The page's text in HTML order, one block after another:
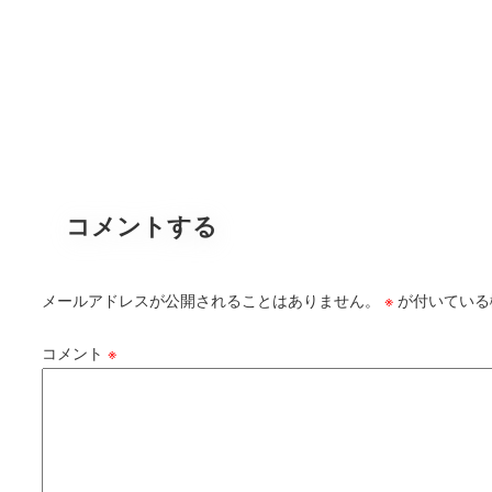
コメントする
メールアドレスが公開されることはありません。 ※が付いてい
コメント ※